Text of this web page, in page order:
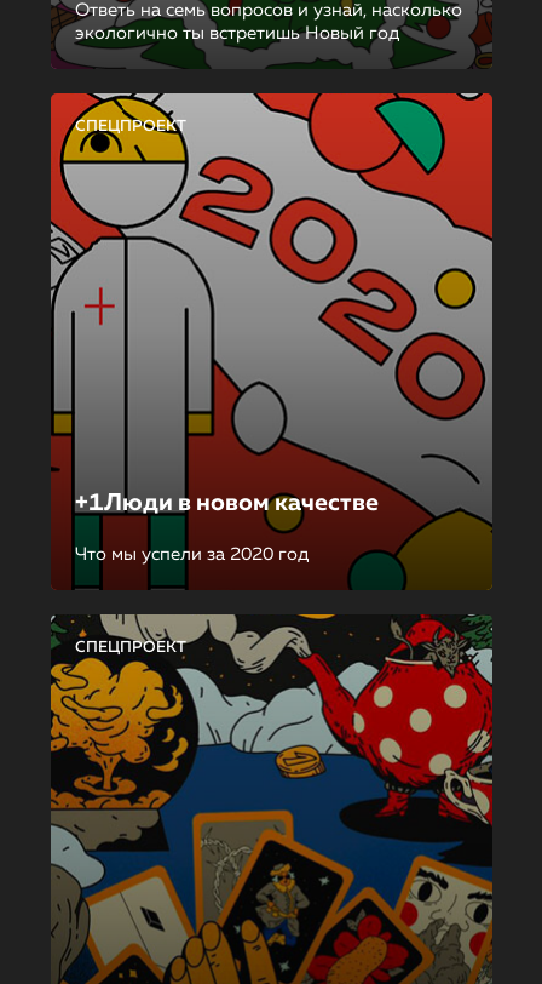
Ответь на семь вопросов и узнай, насколько
экологично ты встретишь Новый год
СПЕЦПРОЕКТ
+1Люди в новом качестве
Что мы успели за 2020 год
СПЕЦПРОЕКТ